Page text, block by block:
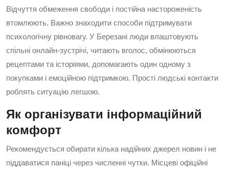
Відчуття обмеження свободи і постійна настороженість
втомлюють. Важно знаходити способи підтримувати
психологічну рівновагу. У Березані люди влаштовують
спільні онлайн-зустрічі, читають вголос, обмінюються
рецептами та історіями, допомагають один одному з
покупками і емоційною підтримкою. Прості людські контакти
роблять ситуацію легшою.
Як організувати інформаційний
комфорт
Рекомендується обирати кілька надійних джерел новин і не
піддаватися паніці через численні чутки. Місцеві офіційні